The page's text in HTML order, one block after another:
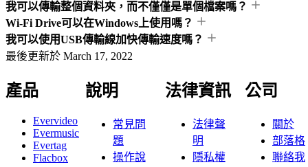
我可以傳輸整個資料夾，而不僅僅是單個檔案嗎？
Wi-Fi Drive可以在Windows上使用嗎？
我可以使用USB傳輸線加快傳輸速度嗎？
最後更新於 March 17, 2022
產品
Evervideo
Evermusic
Evertag
Flacbox
說明
常見問
題
操作說
法律資訊
法律聲
明
隱私權
公司
關於
部落格
聯絡我